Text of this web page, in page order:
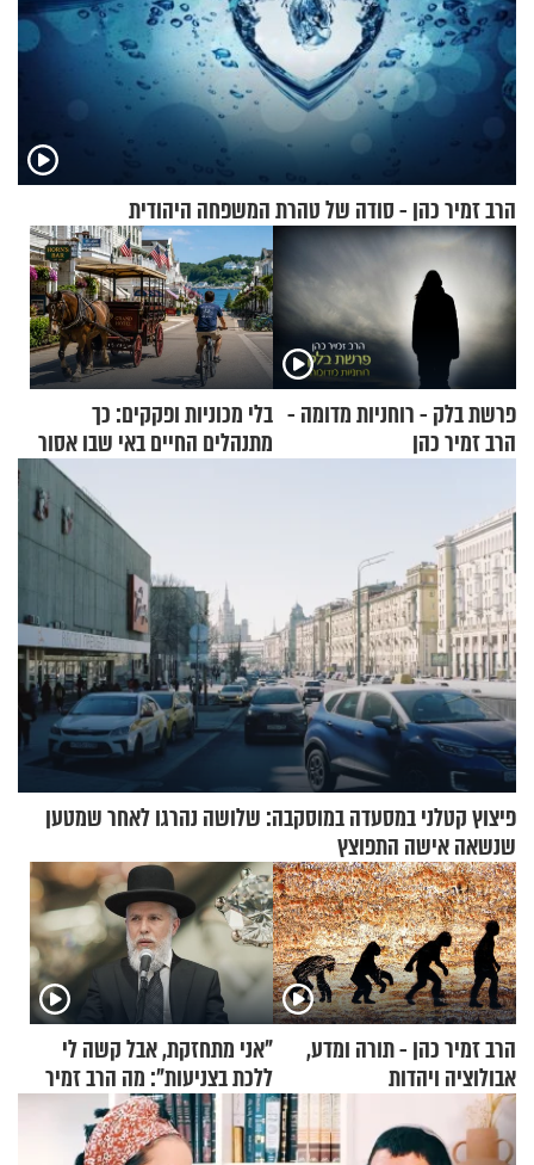
הרב זמיר כהן - סודה של טהרת המשפחה היהודית
פרשת בלק - רוחניות מדומה -
הרב זמיר כהן
בלי מכוניות ופקקים: כך
מתנהלים החיים באי שבו אסור
פיצוץ קטלני במסעדה במוסקבה: שלושה נהרגו לאחר שמטען
שנשאה אישה התפוצץ
הרב זמיר כהן - תורה ומדע,
אבולוציה ויהדות
"אני מתחזקת, אבל קשה לי
ללכת בצניעות": מה הרב זמיר
כהן המליץ לה לעשות?